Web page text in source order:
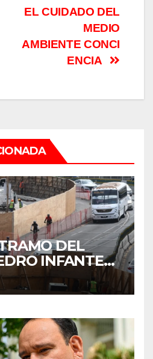
EL CUIDADO DEL
MEDIO
AMBIENTE CONCI
ENCIA
DEL
INFANTE
OBRAS
A